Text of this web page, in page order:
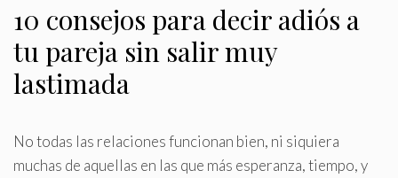
10 consejos para decir adiós a
tu pareja sin salir muy
lastimada
No todas las relaciones funcionan bien, ni siquiera
muchas de aquellas en las que más esperanza, tiempo, y